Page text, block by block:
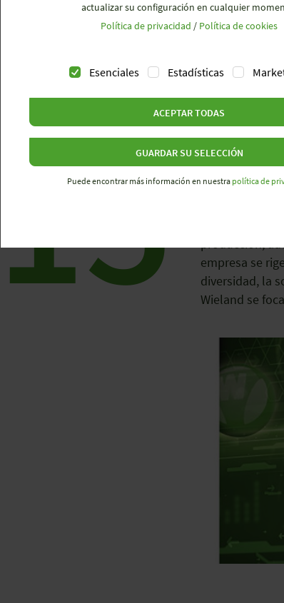
15
En el año
entonces, la
producción,
empresa se
diversidad, la
Wieland se
actualizar su configuración en cualquier
Política de privacidad / Política de cookies
Esenciales Estadísticas
ACEPTAR TODAS
GUARDAR SU SELECCIÓN
Puede encontrar más información en nuestra política de